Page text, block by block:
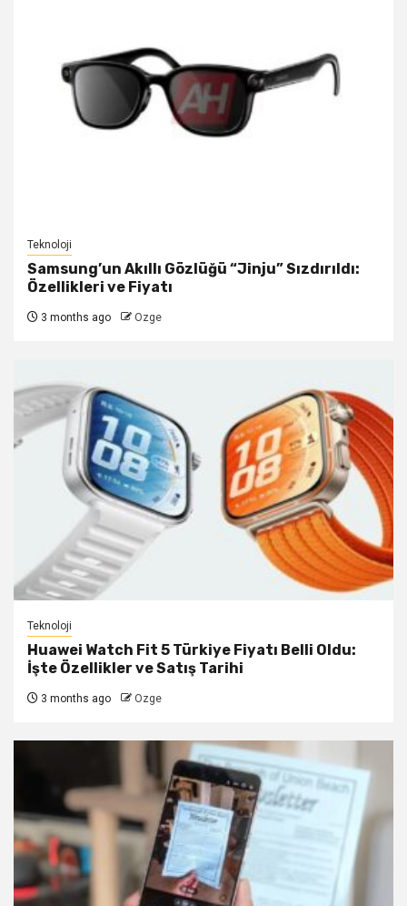
Teknoloji
Samsung’un Akıllı Gözlüğü “Jinju” Sızdırıldı:
Özellikleri ve Fiyatı
3 months ago Ozge
Teknoloji
Huawei Watch Fit 5 Türkiye Fiyatı Belli Oldu:
İşte Özellikler ve Satış Tarihi
3 months ago Ozge